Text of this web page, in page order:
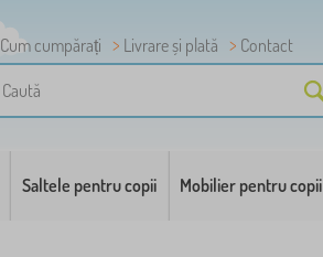
Cum cumpărați Livrare și plată
Contact
Saltele pentru copii Mobilier pentru copii